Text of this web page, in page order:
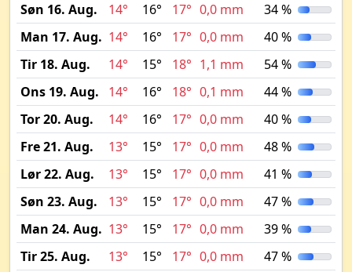
Søn 16. Aug. 14° 16° 17° 0,0 mm
34 %
Man 17. Aug. 14° 16° 17° 0,0 mm
40 %
Tir 18. Aug.
14° 15° 18° 1,1 mm
54 %
Ons 19. Aug.
14° 16° 18° 0,1 mm
44 %
Tor 20. Aug.
14° 16° 17° 0,0 mm
40 %
Fre 21. Aug.
13° 15° 17° 0,0 mm
48 %
Lør 22. Aug.
13° 15° 17° 0,0 mm
41 %
Søn 23. Aug.
13° 15° 17° 0,0 mm
47 %
Man 24. Aug. 13° 15° 17° 0,0 mm
39 %
Tir 25. Aug.
13° 15° 17° 0,0 mm
47 %